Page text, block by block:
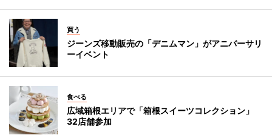
買う
ジーンズ移動販売の「デニムマン」がアニバーサリ
ーイベント
食べる
広域箱根エリアで「箱根スイーツコレクション」
32店舗参加